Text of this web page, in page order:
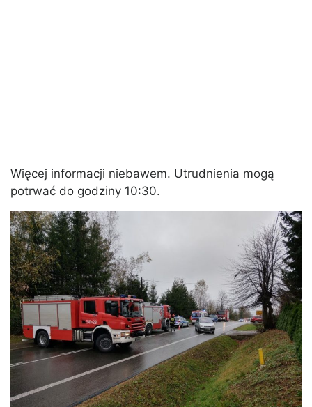
Więcej informacji niebawem. Utrudnienia mogą
potrwać do godziny 10:30.